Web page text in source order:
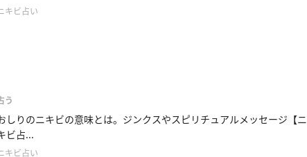
キビ占い
う
しりのニキビの意味とは。ジンクスやスピリチュアルメッセージ【ニ
ビ占...
キビ占い